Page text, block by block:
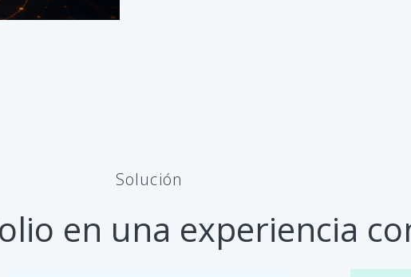
Solución
en una experiencia